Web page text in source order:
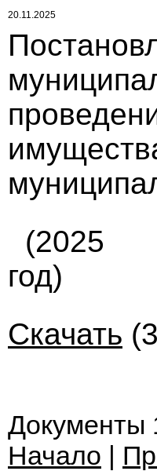
20.11.2025
(2025
год)
Скачать
Документы
Начало |